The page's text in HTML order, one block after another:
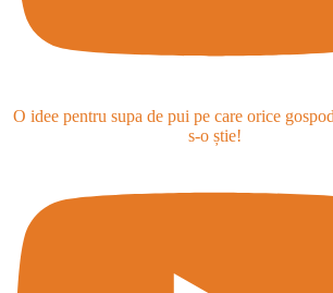
O idee pentru supa de pui pe care orice
s-o știe!